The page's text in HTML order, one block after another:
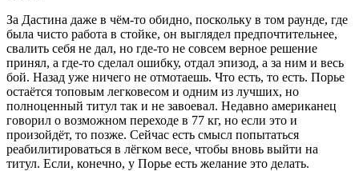
За Дастина даже в чём-то обидно, поскольку в том раунде, где
была чисто работа в стойке, он выглядел предпочтительнее,
свалить себя не дал, но где-то не совсем верное решение
принял, а где-то сделал ошибку, отдал эпизод, а за ним и весь
бой. Назад уже ничего не отмотаешь. Что есть, то есть. Порье
остаётся топовым легковесом и одним из лучших, но
полноценный титул так и не завоевал. Недавно американец
говорил о возможном переходе в 77 кг, но если это и
произойдёт, то позже. Сейчас есть смысл попытаться
реабилитироваться в лёгком весе, чтобы вновь выйти на
титул. Если, конечно, у Порье есть желание это делать.